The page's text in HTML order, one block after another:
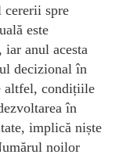
cererii spre
este
anul acesta
decizional în
altfel, condițiile
în
implică niște
noilor